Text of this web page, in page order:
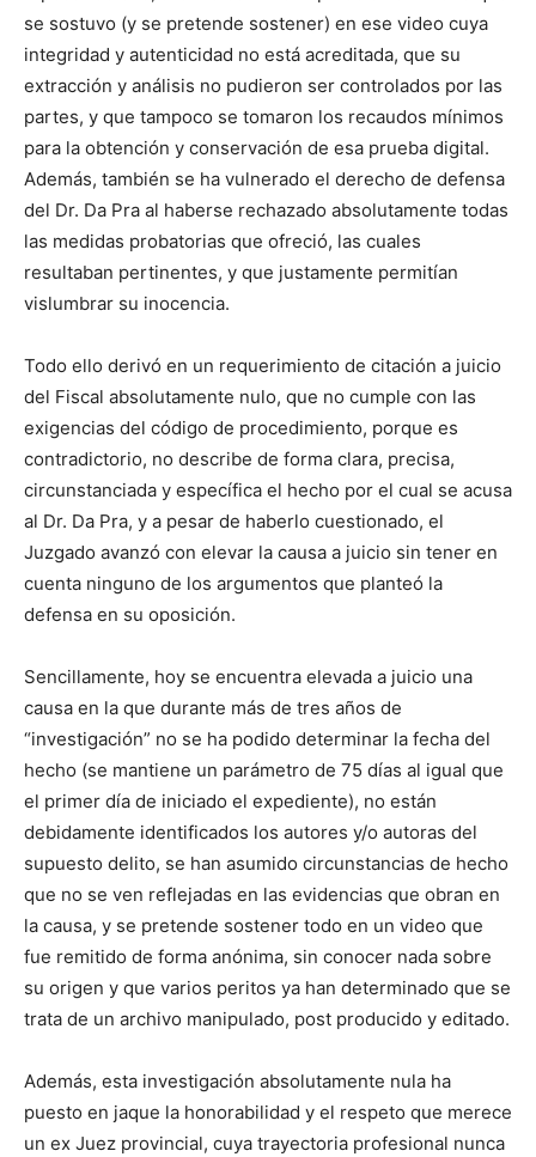
se sostuvo (y se pretende sostener) en ese video cuya
integridad y autenticidad no está acreditada, que su
extracción y análisis no pudieron ser controlados por las
partes, y que tampoco se tomaron los recaudos mínimos
para la obtención y conservación de esa prueba digital.
Además, también se ha vulnerado el derecho de defensa
del Dr. Da Pra al haberse rechazado absolutamente todas
las medidas probatorias que ofreció, las cuales
resultaban pertinentes, y que justamente permitían
vislumbrar su inocencia.
Todo ello derivó en un requerimiento de citación a juicio
del Fiscal absolutamente nulo, que no cumple con las
exigencias del código de procedimiento, porque es
contradictorio, no describe de forma clara, precisa,
circunstanciada y específica el hecho por el cual se acusa
al Dr. Da Pra, y a pesar de haberlo cuestionado, el
Juzgado avanzó con elevar la causa a juicio sin tener en
cuenta ninguno de los argumentos que planteó la
defensa en su oposición.
Sencillamente, hoy se encuentra elevada a juicio una
causa en la que durante más de tres años de
“investigación” no se ha podido determinar la fecha del
hecho (se mantiene un parámetro de 75 días al igual que
el primer día de iniciado el expediente), no están
debidamente identificados los autores y/o autoras del
supuesto delito, se han asumido circunstancias de hecho
que no se ven reflejadas en las evidencias que obran en
la causa, y se pretende sostener todo en un video que
fue remitido de forma anónima, sin conocer nada sobre
su origen y que varios peritos ya han determinado que se
trata de un archivo manipulado, post producido y editado.
Además, esta investigación absolutamente nula ha
puesto en jaque la honorabilidad y el respeto que merece
un ex Juez provincial, cuya trayectoria profesional nunca